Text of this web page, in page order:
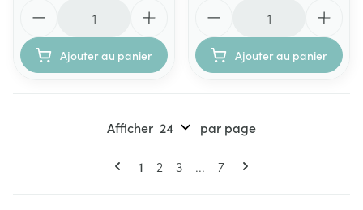
Ajouter au panier Ajouter au panier
Pages
Vous lisez actuellement la page
1 Page
2 Page
3 ... Page
7
Afficher par page